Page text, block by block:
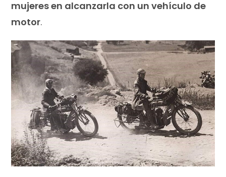
mujeres en alcanzarla con un vehículo de
motor.